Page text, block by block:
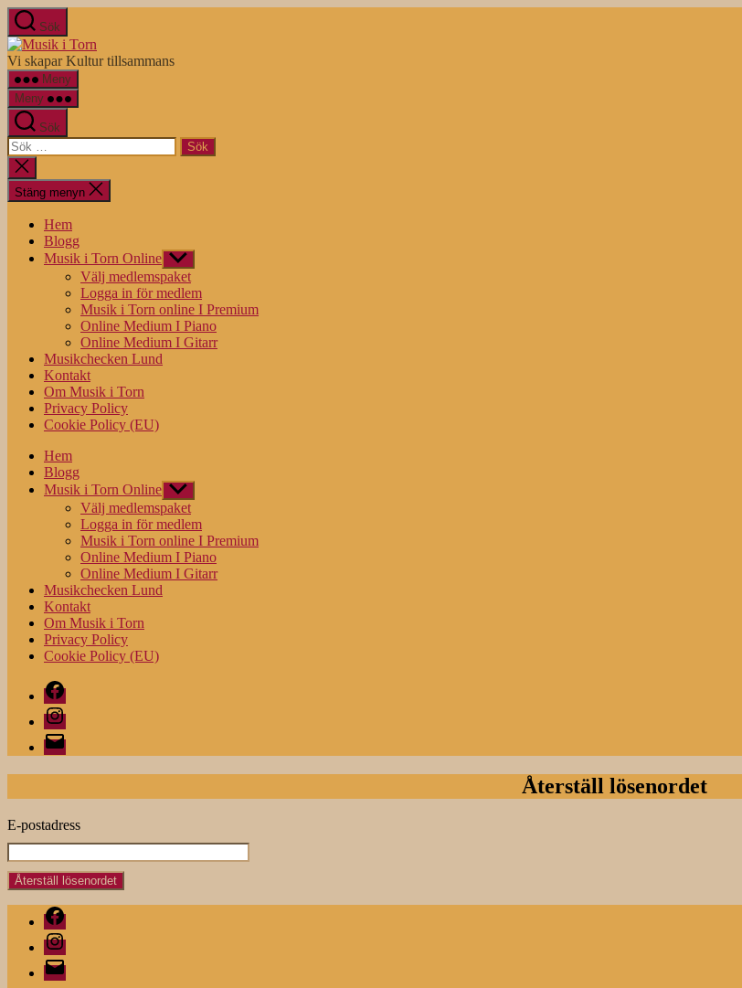
Hoppa
till
innehåll
Sök
i
Vi skapar Kultur tillsammans
Meny
Meny
Sök
Sök
efter:
Stäng
sökningen
Stäng menyn
Hem
Blogg
Musik i Torn Online Visa
undermeny
Välj medlemspaket
Logga in för medlem
Musik i Torn online I Premium
Online Medium I Piano
Online Medium I Gitarr
Musikchecken Lund
Kontakt
Om Musik i Torn
Privacy Policy
Cookie Policy (EU)
Hem
Blogg
Musik i Torn Online Visa
undermeny
Välj medlemspaket
Logga in för medlem
Musik i Torn online I Premium
Online Medium I Piano
Online Medium I Gitarr
Musikchecken Lund
Kontakt
Om Musik i Torn
Privacy Policy
Cookie Policy (EU)
Facebook
Instagram
E-
post
Återställ lösenordet
E-postadress
Facebook
Instagram
E-
post